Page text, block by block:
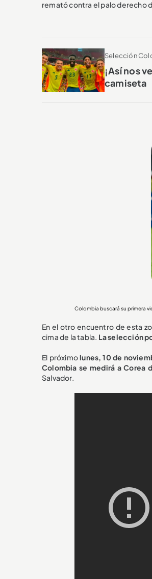
remató contra el palo derecho
Selección
¡Así nos
camiseta
Colombia buscará su primera
En el otro encuentro de esta
cima de la tabla. La selección
El próximolunes, 10 de
Colombia se medirá a Corea
Salvador.